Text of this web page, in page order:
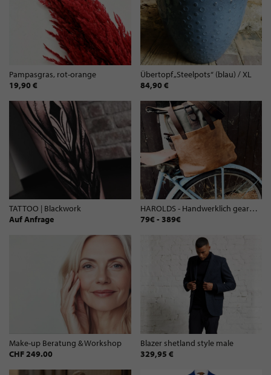
Pampasgras, rot-orange
19,90 €
Übertopf „Steelpots“ (blau) / XL
84,90 €
TATTOO | Blackwork
Auf Anfrage
HAROLDS - Handwerklich gearbeitete Ledertaschen
79€ - 389€
Make-up Beratung & Workshop
CHF 249.00
Blazer shetland style male
329,95 €